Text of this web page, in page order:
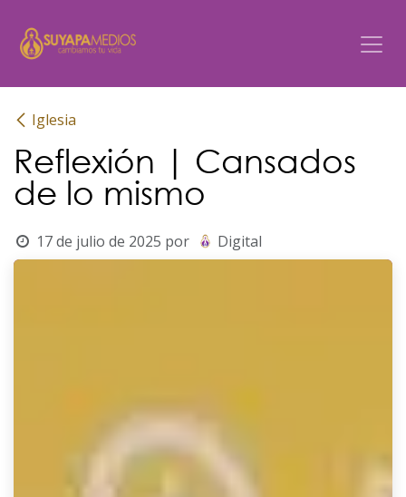
Iglesia
Reflexión | Cansados
de lo mismo
17 de julio de 2025 por Digital